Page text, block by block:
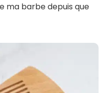
ma barbe depuis que